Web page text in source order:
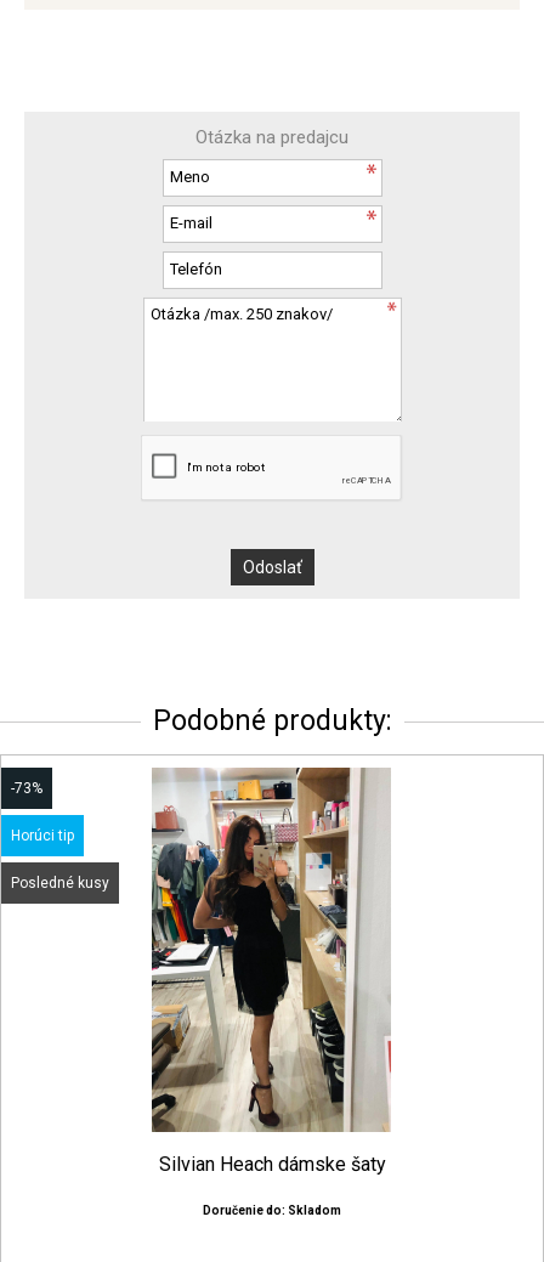
Otázka na predajcu
Podobné produkty:
-73%
Horúci tip
Posledné kusy
Silvian Heach dámske šaty
Doručenie do: Skladom